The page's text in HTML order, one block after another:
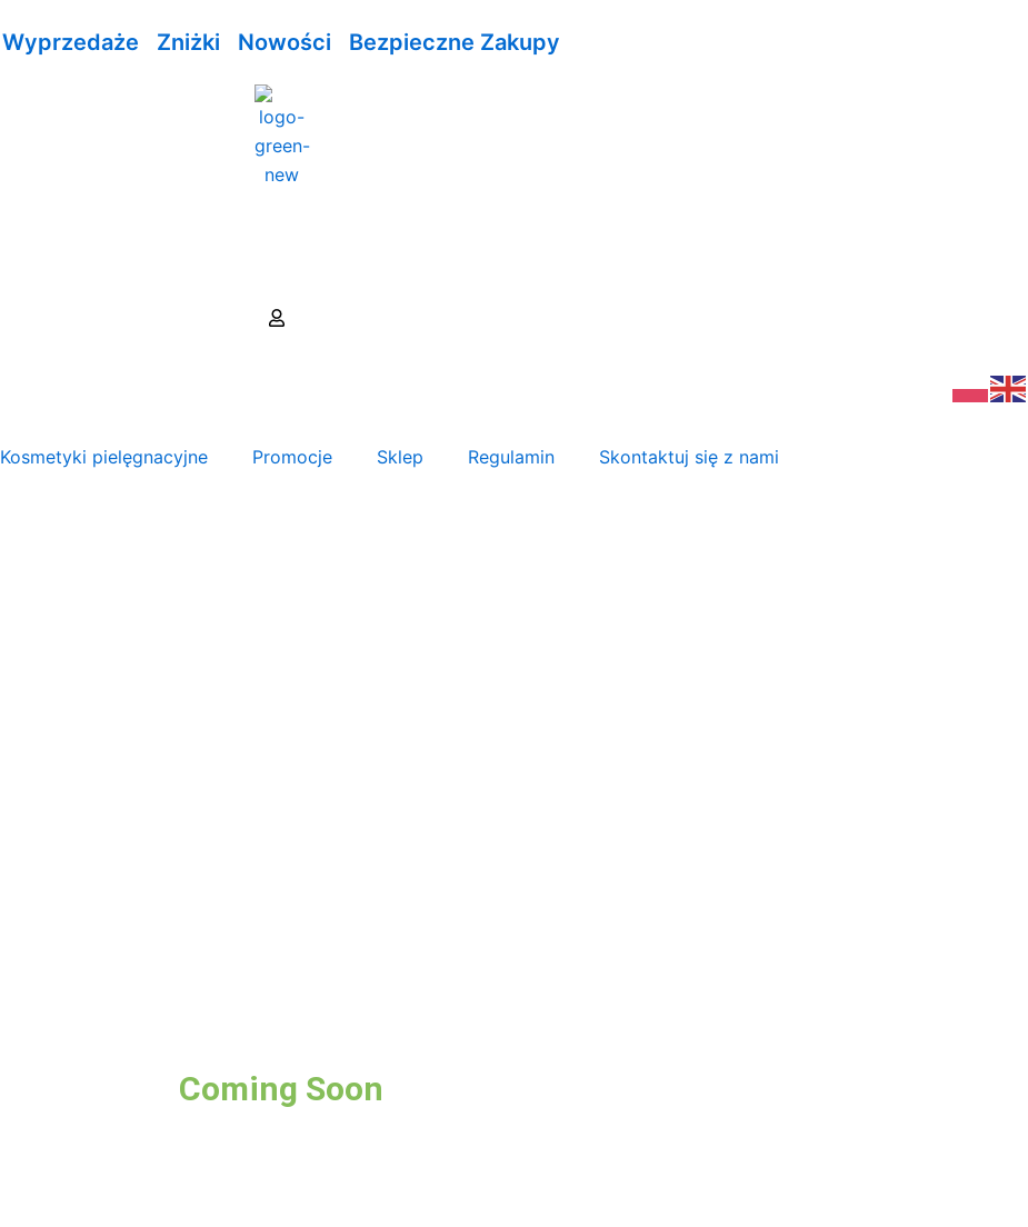
Wyprzedaże Zniżki Nowości Bezpieczne Zakupy
Kosmetyki pielęgnacyjne Promocje Sklep Regulamin Skontaktuj się z nami
Coming Soon